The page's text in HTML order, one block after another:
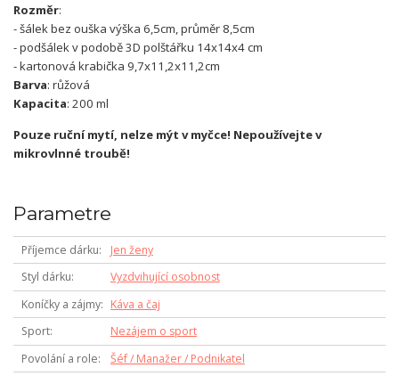
Rozměr:
- šálek bez ouška výška 6,5cm, průměr 8,5cm
- podšálek v podobě 3D polštářku 14x14x4 cm
- kartonová krabička 9,7x11,2x11,2cm
Barva: růžová
Kapacita: 200 ml
Pouze ruční mytí, nelze mýt v myčce! Nepoužívejte v
mikrovlnné troubě!
Parametre
Příjemce dárku
Jen ženy
Styl dárku
Vyzdvihující osobnost
Koníčky a zájmy
Káva a čaj
Sport
Nezájem o sport
Povolání a role
Šéf / Manažer / Podnikatel